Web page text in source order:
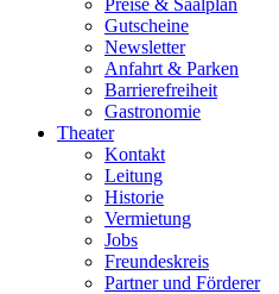
Preise & Saalplan
Gutscheine
Newsletter
Anfahrt & Parken
Barrierefreiheit
Gastronomie
Theater
Kontakt
Leitung
Historie
Vermietung
Jobs
Freundeskreis
Partner und Förderer